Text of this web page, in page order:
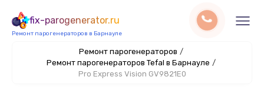
fix-parogenerator.ru
Ремонт парогенераторов в Барнауле
Ремонт парогенераторов /
Ремонт парогенераторов Tefal в Барнауле /
Pro Express Vision GV9821E0